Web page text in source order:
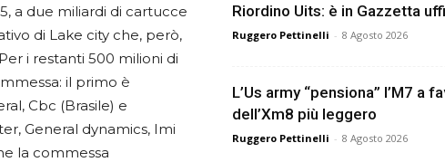
a due miliardi di cartucce
di Lake city che, però,
i restanti 500 milioni di
il primo è
Cbc (Brasile) e
General dynamics, Imi
la commessa
Riordino Uits: è in Gazzetta
Ruggero Pettinelli - 8 Agosto 2026
L’Us army “pensiona” l’M7 a
dell’Xm8 più leggero
Ruggero Pettinelli - 8 Agosto 2026